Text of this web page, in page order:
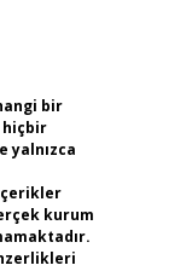
bir
hiçbir
yalnızca
kurum